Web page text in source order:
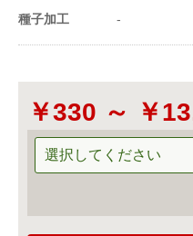
-
種子加工 -
￥330 ～ ￥